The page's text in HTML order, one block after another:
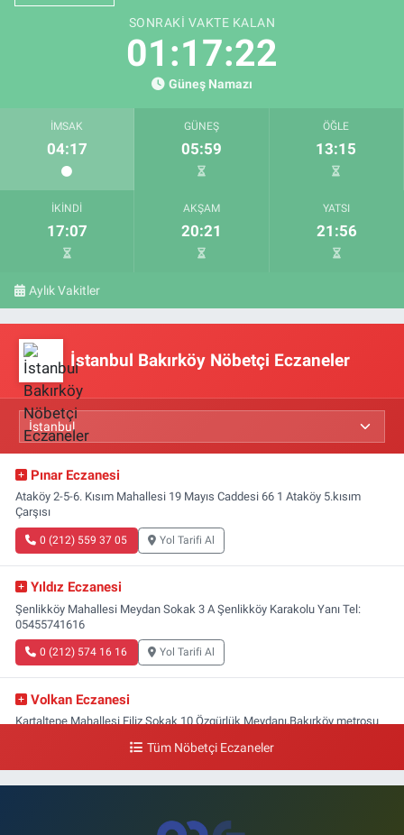
SONRAKI VAKTE KALAN
01:17:22
Güneş Namazı
İMSAK
04:17
GÜNEŞ
05:59
ÖĞLE
13:15
İKINDI
17:07
AKŞAM
20:21
YATSI
21:56
Aylık Vakitler
İstanbul Bakırköy Nöbetçi Eczaneler
Pınar Eczanesi
Ataköy 2-5-6. Kısım Mahallesi 19 Mayıs Caddesi 66 1 Ataköy 5.kısım
Çarşısı
0 (212) 559 37 05 Yol Tarifi Al
Yıldız Eczanesi
Şenlikköy Mahallesi Meydan Sokak 3 A Şenlikköy Karakolu Yanı Tel:
05455741616
0 (212) 574 16 16 Yol Tarifi Al
Volkan Eczanesi
Kartaltepe Mahallesi Filiz Sokak 10 Özgürlük Meydanı,Bakırköy metrosu
Tüm Nöbetçi Eczaneler